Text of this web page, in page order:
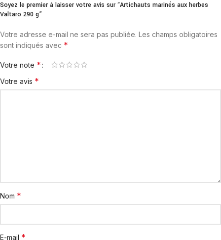
Soyez le premier à laisser votre avis sur “Artichauts marinés aux herbes
Valtaro 290 g”
Votre adresse e-mail ne sera pas publiée. Les champs obligatoires
sont indiqués avec *
Votre note *
Votre avis *
Nom *
E-mail *